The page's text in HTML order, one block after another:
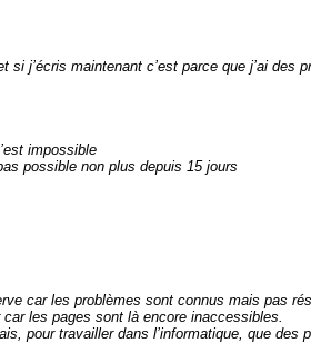
j’écris maintenant c’est parce que j’ai des
impossible
possible non plus depuis 15 jours
car les problèmes sont connus mais pas
les pages sont là encore inaccessibles.
pour travailler dans l’informatique, que des